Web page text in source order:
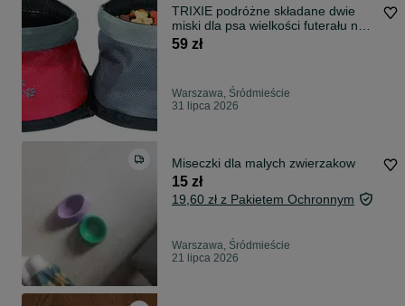
TRIXIE podróżne składane dwie
miski dla psa wielkości futerału na
CD
59 zł
Warszawa, Śródmieście
31 lipca 2026
Miseczki dla malych zwierzakow
15 zł
19,60 zł z Pakietem Ochronnym
Warszawa, Śródmieście
21 lipca 2026